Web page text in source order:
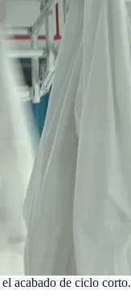
acabado de ciclo corto.